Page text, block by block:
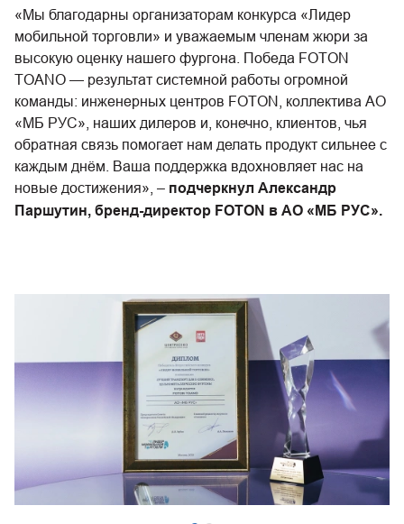
«Мы благодарны организаторам конкурса «Лидер
мобильной торговли» и уважаемым членам жюри за
высокую оценку нашего фургона. Победа FOTON
TOANO — результат системной работы огромной
команды: инженерных центров FOTON, коллектива АО
«МБ РУС», наших дилеров и, конечно, клиентов, чья
обратная связь помогает нам делать продукт сильнее с
каждым днём. Ваша поддержка вдохновляет нас на
новые достижения», – подчеркнул Александр
Паршутин, бренд-директор FOTON в АО «МБ РУС».